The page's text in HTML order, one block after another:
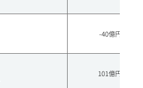
-40億円
101億円